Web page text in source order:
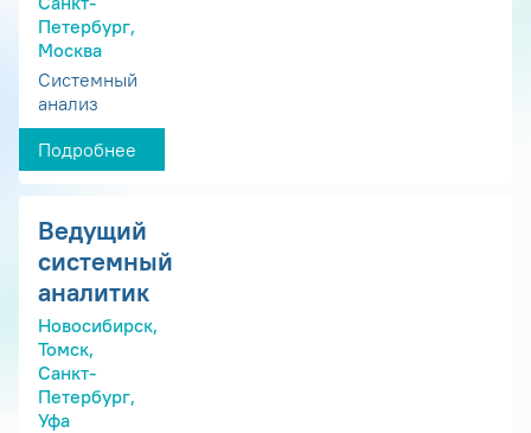
Петербург,
Москва
Системный
анализ
Подробнее
Ведущий
системный
аналитик
Новосибирск,
Томск,
Санкт-
Петербург,
Уфа